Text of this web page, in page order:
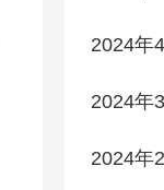
2024年
2024年
2024年